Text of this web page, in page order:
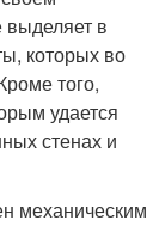
выделяет в
которых во
того,
удается
стенах и
механическим